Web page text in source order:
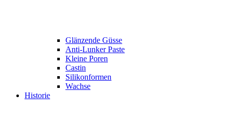
Glänzende Güsse
Anti-Lunker Paste
Kleine Poren
Castin
Silikonformen
Wachse
Historie